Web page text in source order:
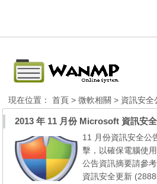
現在位置：首頁 >微軟相關 > 資訊安全
2013 年 11 月份 Microsoft 資訊安
11 月份資訊安全公
擊，以確保電腦使
公告資訊摘要請參
資訊安全更新